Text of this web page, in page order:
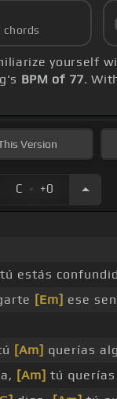
chords
yourself
BPM of 77.
Version
C . +0
estás
[Em] ese
[Am] querías
[Am] tú